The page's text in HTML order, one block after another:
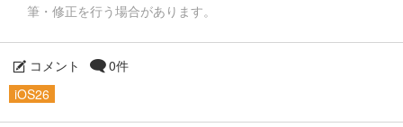
筆・修正を行う場合があります。
コメント
0件
iOS26